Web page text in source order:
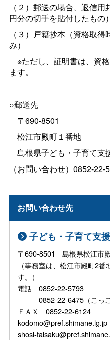
（２）郵送の場合、返信
円分の切手を貼付したもの）
（３）戸籍抄本（資格取
み）
※ただし、証明書は、資
ます。
○郵送先
〒690-8501
松江市殿町１番地
島根県子ども・子育て支
（お問い合わせ）0852-22-
お問い合わせ先
子ども・子育て支
〒690-8501 島根県松江市
（事務室は、松江市殿町2
す。）
電話 0852-22-5793
0852-22-6475（こっこ
ＦＡＸ 0852-22-6124
kodomo@pref.shimane.lg.jp
shosi-